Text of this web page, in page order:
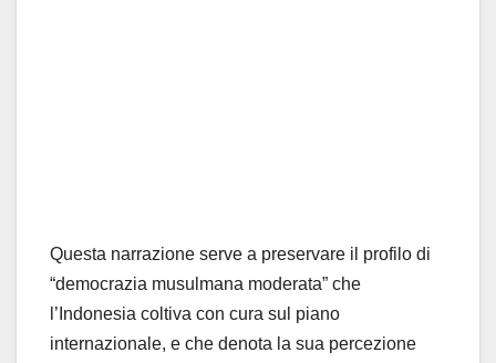
Questa narrazione serve a preservare il profilo di
“democrazia musulmana moderata” che
l’Indonesia coltiva con cura sul piano
internazionale, e che denota la sua percezione